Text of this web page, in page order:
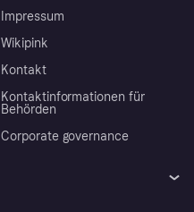
Impressum
Wikipink
Kontakt
Kontaktinformationen für
Behörden
Corporate governance